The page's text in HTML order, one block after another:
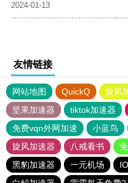
2024-01-13
友情链接
网站地图 QuickQ 旋风
坚果加速器
tiktok加速器
免费vqn外网加速
小蓝鸟
旋风加速器
八戒看书
黑豹加速器
一元机场